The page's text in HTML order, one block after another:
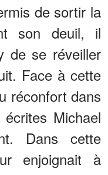
de sortir la
son deuil, il
de se réveiller
Face à cette
réconfort dans
Michael
Dans cette
enjoignait à